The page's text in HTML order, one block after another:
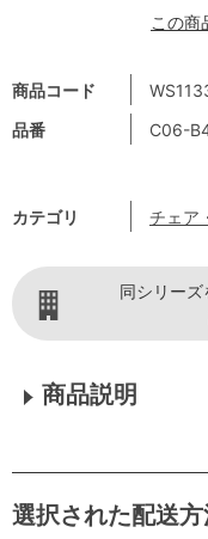
商品コード
品番
C06-
カテゴリ チェア
この商
同シリー
商品説明
選択された配送